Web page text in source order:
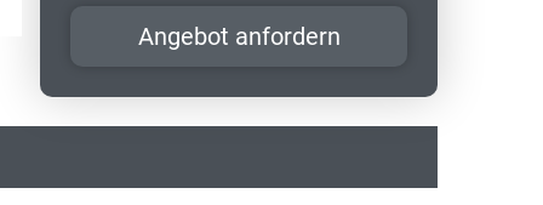
Angebot anfordern